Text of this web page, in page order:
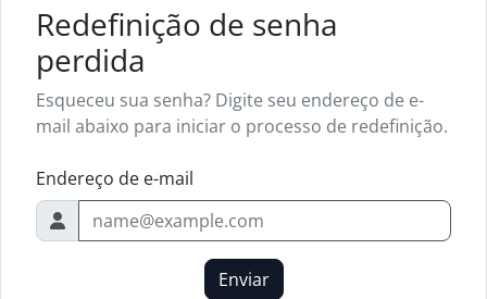
Redefinição de senha
perdida
Esqueceu sua senha? Digite seu endereço de e-
mail abaixo para iniciar o processo de redefinição.
Endereço de e-mail
Enviar